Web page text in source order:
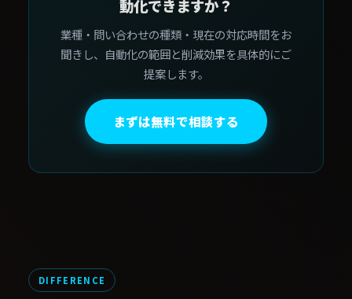
動化できますか？
業種・問い合わせの種類・現在の対応時間をお
聞きし、自動化の範囲と削減効果を具体的にご
提案します。
まずは無料で相談する
DIFFERENCE